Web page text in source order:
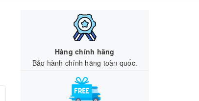
Hàng chính hãng
Bảo hành chính hãng toàn quốc.